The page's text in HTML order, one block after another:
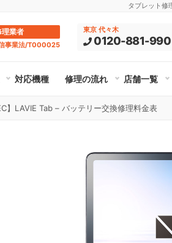
タブレット修
理業者
事業法/T000025
東京 代々木
0120-881-990
対応機種 修理の流れ 店舗一覧
】LAVIE Tab – バッテリー交換修理料金表